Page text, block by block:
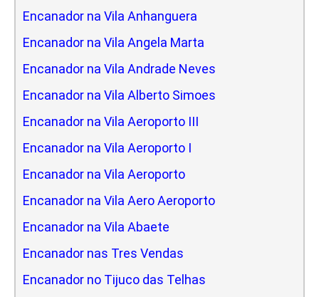
Encanador na Vila Anhanguera
Encanador na Vila Angela Marta
Encanador na Vila Andrade Neves
Encanador na Vila Alberto Simoes
Encanador na Vila Aeroporto III
Encanador na Vila Aeroporto I
Encanador na Vila Aeroporto
Encanador na Vila Aero Aeroporto
Encanador na Vila Abaete
Encanador nas Tres Vendas
Encanador no Tijuco das Telhas